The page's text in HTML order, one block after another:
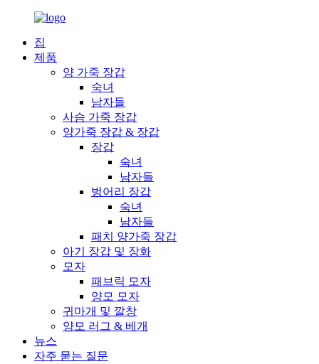
집
제품
양 가죽 장갑
숙녀
남자들
사슴 가죽 장갑
양가죽 장갑 & 장갑
장갑
숙녀
남자들
벙어리 장갑
숙녀
남자들
패치 양가죽 장갑
아기 장갑 및 장화
모자
패브릭 모자
양모 모자
귀마개 및 깔창
양모 러그 & 베개
뉴스
자주 묻는 질문